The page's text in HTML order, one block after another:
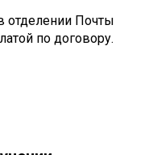
отделении Почты
по договору.